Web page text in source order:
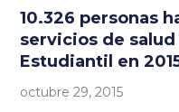
10.326 personas
servicios de
Estudiantil en
octubre 29, 2015